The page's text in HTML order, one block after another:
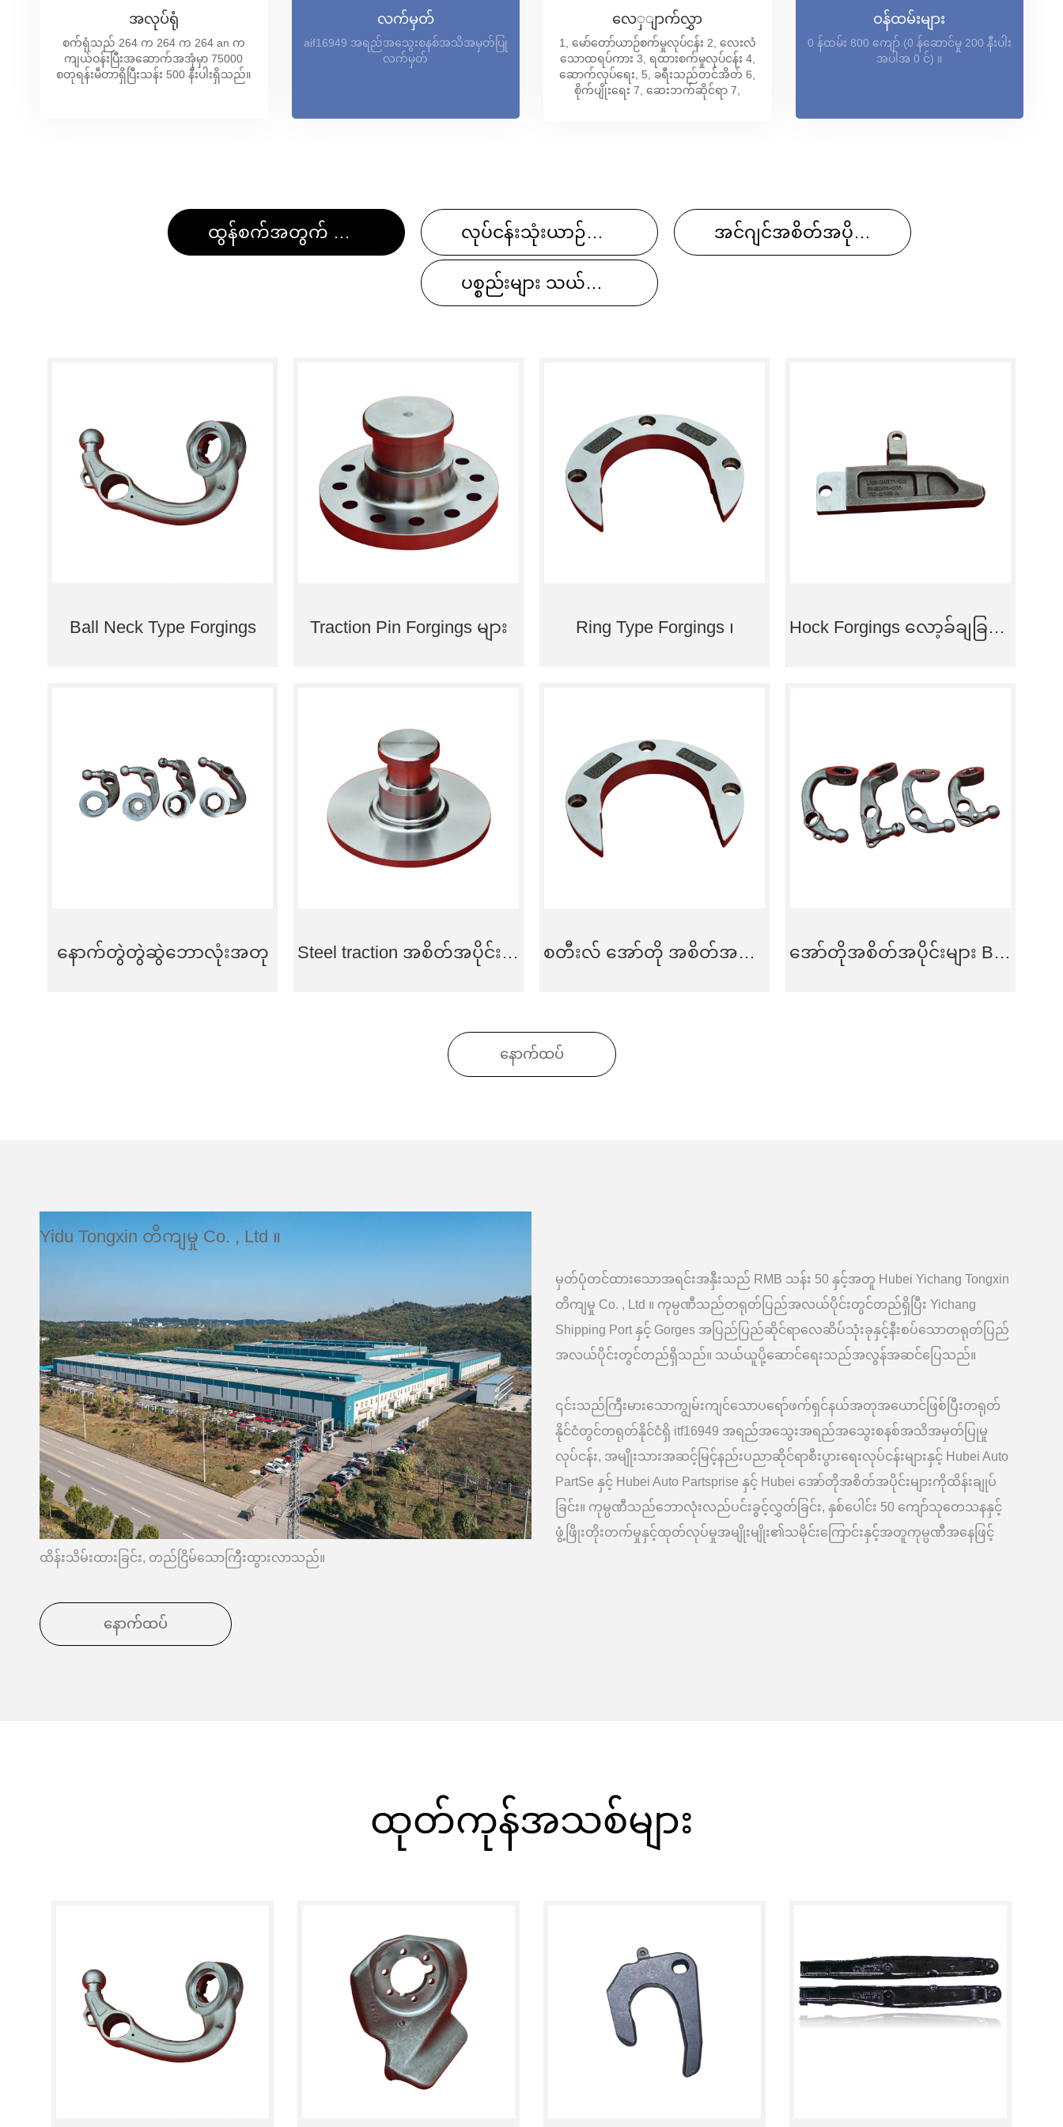
အလုပ်ရုံ
စက်ရုံသည် 264 က 264 က 264 an က
ကျယ်ဝန်းပြီးအဆောက်အအုံမှာ 75000
စတုရန်းမီတာရှိပြီးသန်း 500 နီးပါးရှိသည်။
လက်မှတ်
aif16949 အရည်အသွေးစနစ်အသိအမှတ်ပြု
လက်မှတ်
လေှျာက်လွှာ
1, မော်တော်ယာဉ်စက်မှုလုပ်ငန်း 2, လေးလံ
သောထရပ်ကား 3, ရထားစက်မှုလုပ်ငန်း 4,
ဆောက်လုပ်ရေး, 5, ခရီးသည်တင်အိတ် 6,
စိုက်ပျိုးရေး 7, ဆေးဘက်ဆိုင်ရာ 7,
ဝန်ထမ်းများ
0 န်ထမ်း 800 ကျော် (0 န်ဆောင်မှု 200 နီးပါး
အပါအ 0 င်) ။
ထွန်စက်အတွက် အတုလုပ်ခြင်း။ လုပ်ငန်းသုံးယာဉ်အတွက် အတုလုပ်ခြင်း။ အင်ဂျင်အစိတ်အပိုင်းများ
ပစ္စည်းများ သယ်ဆောင်ခြင်း စက်ပစ္စည်းအတွက် အတုလုပ်ခြင်း။
Ball Neck Type Forgings Traction Pin Forgings များ Ring Type Forgings ၊ Hock Forgings လော့ခ်ချခြင်း။
နောက်တွဲတွဲဆွဲဘောလုံးအတု Steel traction အစိတ်အပိုင်းများ traction Pin Forgings များ စတီးလ် အော်တို အစိတ်အပိုင်းများ Ring Type Forgings အော်တိုအစိတ်အပိုင်းများ Ball Neck Type Forgings
နောက်ထပ်
Yidu Tongxin တိကျမှု Co. , Ltd ။
မှတ်ပုံတင်ထားသောအရင်းအနှီးသည် RMB သန်း 50 နှင့်အတူ Hubei Yichang Tongxin
တိကျမှု Co. , Ltd ။ ကုမ္ပဏီသည်တရုတ်ပြည်အလယ်ပိုင်းတွင်တည်ရှိပြီး Yichang
Shipping Port နှင့် Gorges အပြည်ပြည်ဆိုင်ရာလေဆိပ်သုံးခုနှင့်နီးစပ်သောတရုတ်ပြည်
အလယ်ပိုင်းတွင်တည်ရှိသည်။ သယ်ယူပို့ဆောင်ရေးသည်အလွန်အဆင်ပြေသည်။
၎င်းသည်ကြီးမားသောကျွမ်းကျင်သောပရော်ဖက်ရှင်နယ်အတုအယောင်ဖြစ်ပြီးတရုတ်
နိုင်ငံတွင်တရုတ်နိုင်ငံရှိ itf16949 အရည်အသွေးအရည်အသွေးစနစ်အသိအမှတ်ပြုမှု
လုပ်ငန်း, အမျိုးသားအဆင့်မြင့်နည်းပညာဆိုင်ရာစီးပွားရေးလုပ်ငန်းများနှင့် Hubei Auto
PartSe နှင့် Hubei Auto Partsprise နှင့် Hubei အော်တိုအစိတ်အပိုင်းများကိုထိန်းချုပ်
ခြင်း။ ကုမ္ပဏီသည်ဘောလုံးလည်ပင်းခွင့်လွှတ်ခြင်း, နှစ်ပေါင်း 50 ကျော်သုတေသနနှင့်
ဖွံ့ဖြိုးတိုးတက်မှုနှင့်ထုတ်လုပ်မှုအမျိုးမျိုး၏သမိုင်းကြောင်းနှင့်အတူကုမ္ပဏီအနေဖြင့်
ထိန်းသိမ်းထားခြင်း, တည်ငြိမ်သောကြီးထွားလာသည်။
နောက်ထပ်
ထုတ်ကုန်အသစ်များ